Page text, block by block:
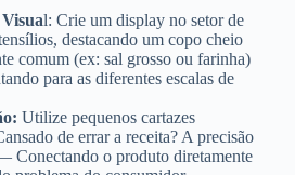
l: Crie um display no setor de
destacando um copo cheio
comum (ex: sal grosso ou farinha)
para as diferentes escalas de
Utilize pequenos cartazes
de errar a receita? A precisão
Conectando o produto diretamente